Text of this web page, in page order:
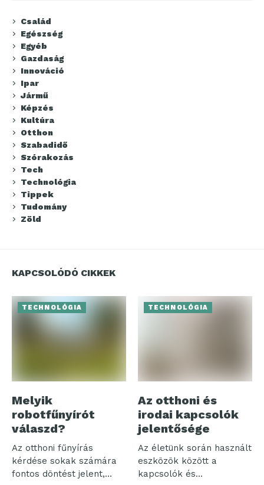
Család
Egészség
Egyéb
Gazdaság
Innováció
Ipar
Jármű
Képzés
Kultúra
Otthon
Szabadidő
Szórakozás
Tech
Technológia
Tippek
Tudomány
Zöld
KAPCSOLÓDÓ CIKKEK
TECHNOLÓGIA
Melyik
robotfűnyírót
válaszd?
Az otthoni fűnyírás
kérdése sokak számára
fontos döntést jelent,
TECHNOLÓGIA
Az otthoni és
irodai kapcsolók
jelentősége
Az életünk során használt
eszközök között a
kapcsolók és